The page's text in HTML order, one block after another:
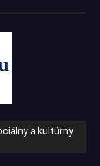
a kultúrny